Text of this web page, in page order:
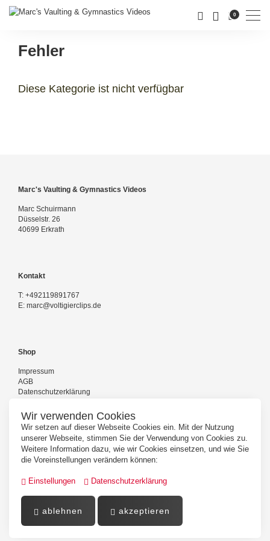
Wir verwenden Cookies
Wir setzen auf dieser Webseite Cookies ein. Mit der Nutzung
unserer Webseite, stimmen Sie der Verwendung von Cookies zu.
Weitere Information dazu, wie wir Cookies einsetzen, und wie Sie
die Voreinstellungen verändern können:
Einstellungen Datenschutzerklärung
ablehnen akzeptieren
0
Fehler
Diese Kategorie ist nicht verfügbar
Marc's Vaulting & Gymnastics Videos
Marc Schuirmann
Düsselstr. 26
40699 Erkrath
Kontakt
T: +492119891767
E: marc@voltigierclips.de
Shop
Impressum
AGB
Datenschutzerklärung
Kontakt
Folgen Sie uns